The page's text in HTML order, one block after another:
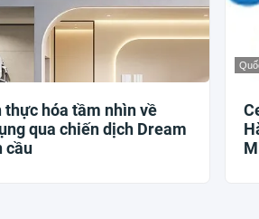
thực hóa tầm nhìn về
qua chiến dịch Dream
cầu